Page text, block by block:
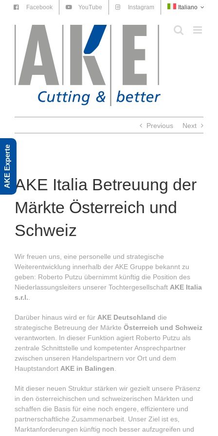
content
Facebook YouTube Instagram Italiano
Previous Next
AKE Italia Betreuung der
Märkte Österreich und
Schweiz
Wir freuen uns, eine personelle und strategische
Weiterentwicklung innerhalb der AKE Gruppe bekannt zu
geben: Roberto Putzu übernimmt künftig die Position des
Niederlassungsleiters unserer Tochtergesellschaft AKE Italia
s.r.l.
Darüber hinaus wird er für AKE Deutschland die
strategische Betreuung der Märkte Österreich und Schweiz
verantworten. In dieser Funktion agiert Roberto Putzu als
zentrale Schnittstelle und kompetenter Ansprechpartner
zwischen unseren Handelspartnern vor Ort und dem
Hauptstandort AKE in Balingen
Mit dieser neuen Struktur stärken wir gezielt unsere Präsenz
in den österreichischen und schweizerischen Märkten und
schaffen die Basis für eine noch engere, effizientere und
partnerschaftliche Zusammenarbeit. Unser Ziel ist es,
Marktanforderungen künftig noch besser aufzugreifen und
AKE Experte